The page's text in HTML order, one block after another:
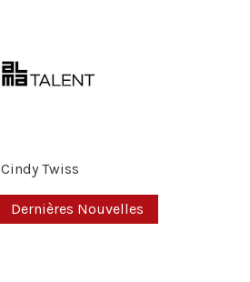
Cindy Twiss
Dernières Nouvelles